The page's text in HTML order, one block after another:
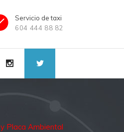
Servicio de taxi
604 444 88 82
Placa Ambiental